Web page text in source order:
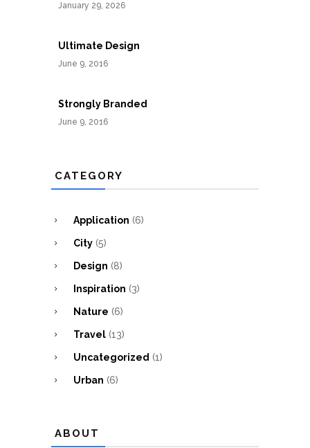
January 29, 2026
Ultimate Design
June 9, 2016
Strongly Branded
June 9, 2016
CATEGORY
Application (6)
City (5)
Design (8)
Inspiration (3)
Nature (6)
Travel (13)
Uncategorized (1)
Urban (6)
ABOUT